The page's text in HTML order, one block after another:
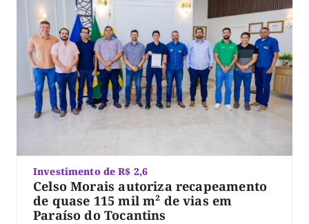
Investimento de R$ 2,6
Celso Morais autoriza recapeamento
de quase 115 mil m² de vias em
Paraíso do Tocantins